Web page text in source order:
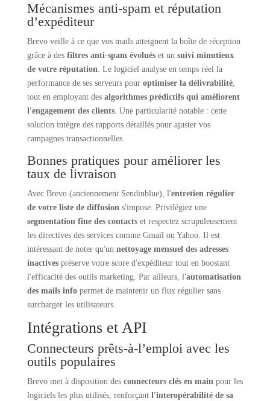
Mécanismes anti-spam et réputation
d’expéditeur
Brevo veille à ce que vos mails atteignent la boîte de réception
grâce à des filtres anti-spam évoluéset un suivi minutieux
de votre réputation. Le logiciel analyse en temps réel la
performance de ses serveurs pour optimiser la délivrabilité,
tout en employant des algorithmes prédictifs qui améliorent
l'engagement des clients. Une particularité notable : cette
solution intègre des rapports détaillés pour ajuster vos
campagnes transactionnelles.
Bonnes pratiques pour améliorer les
taux de livraison
Avec Brevo (anciennement Sendinblue), l'entretien régulier
de votre liste de diffusions'impose. Privilégiez une
segmentation fine des contactset respectez scrupuleusement
les directives des services comme Gmail ou Yahoo. Il est
intéressant de noter qu'un nettoyage mensuel des adresses
inactivespréserve votre score d'expéditeur tout en boostant
l'efficacité des outils marketing. Par ailleurs, l'automatisation
des mails infopermet de maintenir un flux régulier sans
surcharger les utilisateurs.
Intégrations et API
Connecteurs prêts-à-l’emploi avec les
outils populaires
Brevo met à disposition des connecteurs clés en mainpour les
logiciels les plus utilisés, renforçant l'interopérabilité de sa